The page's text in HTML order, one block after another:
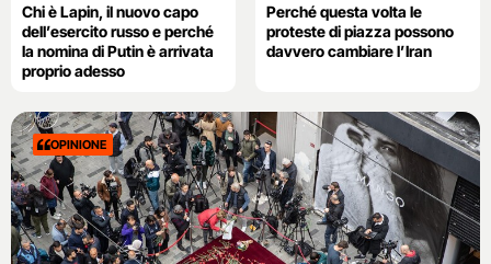
Chi è Lapin, il nuovo capo
dell’esercito russo e perché
la nomina di Putin è arrivata
proprio adesso
Perché questa volta le
proteste di piazza possono
davvero cambiare l’Iran
OPINIONE